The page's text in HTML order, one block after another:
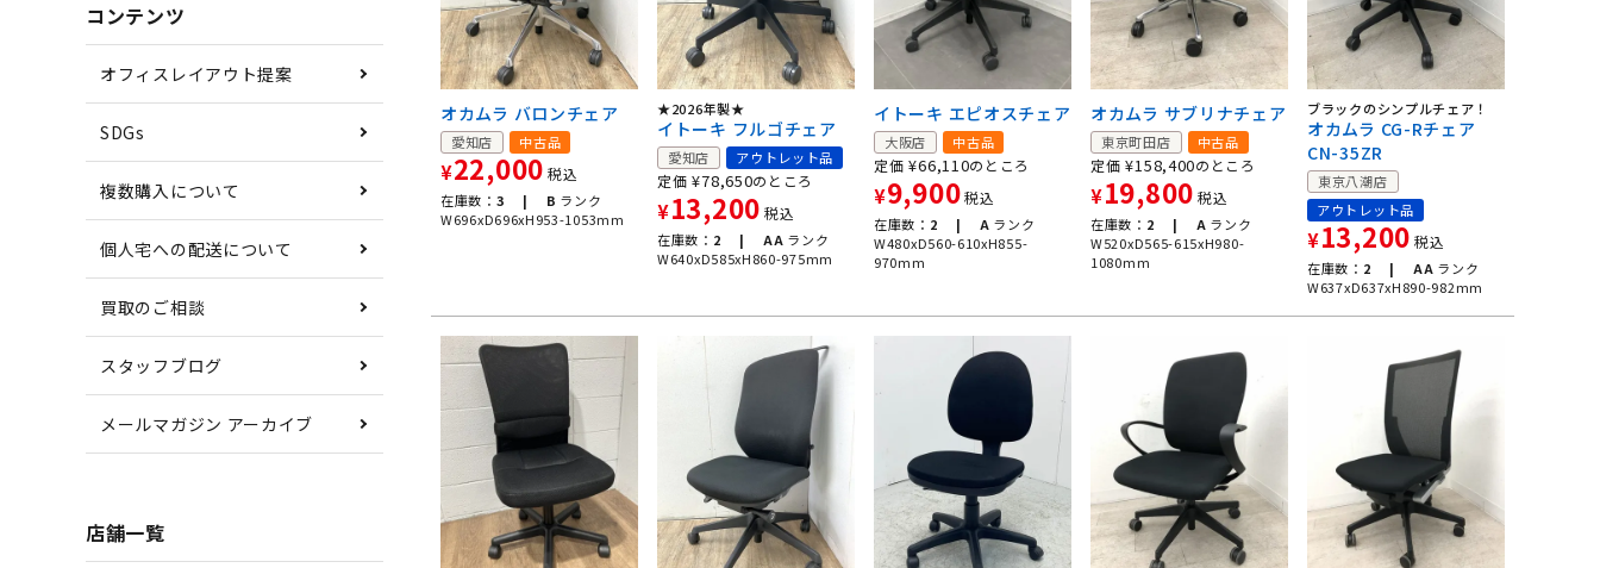
コンテンツ
オフィスレイアウト提案
SDGs
複数購入について
個人宅への配送について
買取のご相談
スタッフブログ
メールマガジン アーカイブ
店舗一覧
オカムラ バロンチェア
愛知店 中古品
¥22,000 税込
在庫数： 3 | B ランク
W696xD696xH953-1053mm
★2026年製★
イトーキ フルゴチェア
愛知店 アウトレット品
定価 ¥78,650のところ
¥13,200 税込
在庫数： 2 | AA ランク
W640xD585xH860-975mm
イトーキ エピオスチェア
大阪店 中古品
定価 ¥66,110のところ
¥9,900税込
在庫数： 2 | A ランク
W480xD560-610xH855-
970mm
オカムラ サブリナチェア
東京町田店 中古品
定価 ¥158,400のところ
¥19,800 税込
在庫数： 2 | A ランク
W520xD565-615xH980-
1080mm
ブラックのシンプルチェア！
オカムラ CG-Rチェア
CN-35ZR
東京八潮店
アウトレット品
¥13,200 税込
在庫数： 2 | AA ランク
W637xD637xH890-982mm